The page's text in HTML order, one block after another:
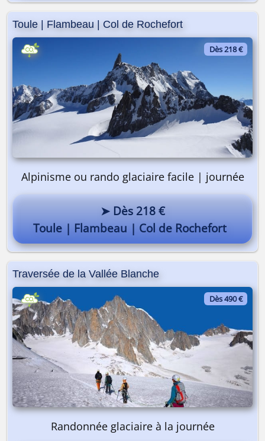
Pourquoi pas vous ? 😎
Toule | Flambeau | Col de Rochefort
Dès 218 €
Alpinisme ou rando glaciaire facile | journée
➤ Dès 218 €
Toule | Flambeau | Col de Rochefort
Traversée de la Vallée Blanche
Dès 490 €
Randonnée glaciaire à la journée